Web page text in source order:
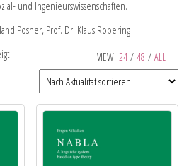
und Ingenieurswissenschaften.
Posner, Prof. Dr. Klaus Robering
VIEW: 24 / 48 / ALL